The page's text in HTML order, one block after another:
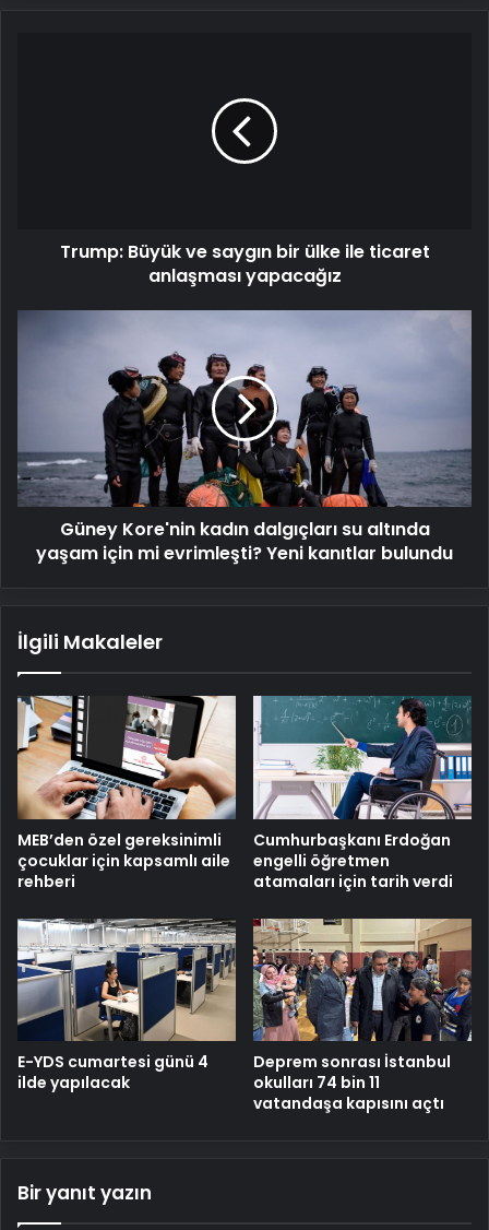
yapacağızTrump: Büyük ve saygın bir ülke ile ticaret
anlaşması yapacağız
yaşam
için
mi
evrimleşti?
Yeni
Güney Kore'nin kadın dalgıçları su altında
yaşam için mi evrimleşti? Yeni kanıtlar bulundu
İlgili Makaleler
MEB’den özel gereksinimli
çocuklar için kapsamlı aile
rehberi
Cumhurbaşkanı Erdoğan
engelli öğretmen
atamaları için tarih verdi
E-YDS cumartesi günü 4
ilde yapılacak
Deprem sonrası İstanbul
okulları 74 bin 11
vatandaşa kapısını açtı
Bir yanıt yazın